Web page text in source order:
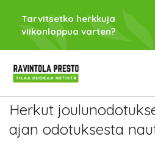
Tarvitsetko herkkuja
viikonloppua varten?
Herkut
ajan odotuksesta